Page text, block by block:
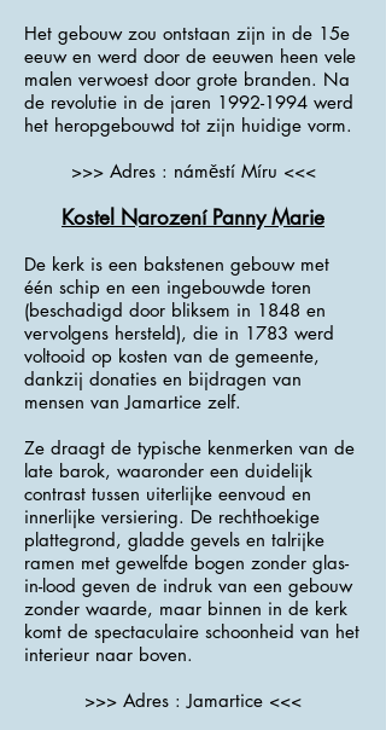
Het gebouw zou ontstaan zijn in de 15e
eeuw en werd door de eeuwen heen vele
malen verwoest door grote branden. Na
de revolutie in de jaren 1992-1994 werd
het heropgebouwd tot zijn huidige vorm.
>>> Adres : náměstí Míru <<<
Kostel Narození Panny Marie
De kerk is een bakstenen gebouw met
één schip en een ingebouwde toren
(beschadigd door bliksem in 1848 en
vervolgens hersteld), die in 1783 werd
voltooid op kosten van de gemeente,
dankzij donaties en bijdragen van
mensen van Jamartice zelf.
Ze draagt ​​de typische kenmerken van de
late barok, waaronder een duidelijk
contrast tussen uiterlijke eenvoud en
innerlijke versiering. De rechthoekige
plattegrond, gladde gevels en talrijke
ramen met gewelfde bogen zonder glas-
in-lood geven de indruk van een gebouw
zonder waarde, maar binnen in de kerk
komt de spectaculaire schoonheid van het
interieur naar boven.
>>> Adres : Jamartice <<<